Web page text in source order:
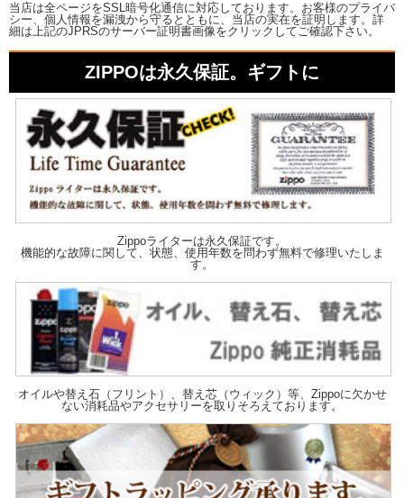
当店は全ページをSSL暗号化通信に対応しております。お客様のプライバ
シー、個人情報を漏洩から守るとともに、当店の実在を証明します。詳
細は上記のJPRSのサーバー証明書画像をクリックしてご確認下さい。
ZIPPOは永久保証。ギフトに
Zippoライターは永久保証です。
機能的な故障に関して、状態、使用年数を問わず無料で修理いたしま
す。
オイルや替え石（フリント）、替え芯（ウィック）等、Zippoに欠かせ
ない消耗品やアクセサリーを取りそろえております。